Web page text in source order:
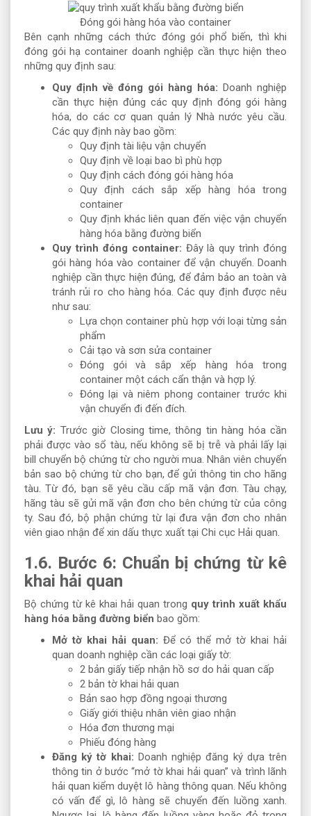
Đóng gói hàng hóa vào container
Bên cạnh những cách thức đóng gói phổ biến, thì khi
đóng gói hạ container doanh nghiệp cần thực hiện theo
những quy định sau:
Quy định về đóng gói hàng hóa: Doanh nghiệp
cần thực hiện đúng các quy định đóng gói hàng
hóa, do các cơ quan quản lý Nhà nước yêu cầu.
Các quy định này bao gồm:
Quy định tài liệu vận chuyển
Quy định về loại bao bì phù hợp
Quy định cách đóng gói hàng hóa
Quy định cách sắp xếp hàng hóa trong
container
Quy định khác liên quan đến việc vận chuyển
hàng hóa bằng đường biển
Quy trình đóng container: Đây là quy trình đóng
gói hàng hóa vào container để vận chuyển. Doanh
nghiệp cần thực hiện đúng, để đảm bảo an toàn và
tránh rủi ro cho hàng hóa. Các quy định được nêu
như sau:
Lựa chọn container phù hợp với loại từng sản
phẩm
Cải tạo và sơn sửa container
Đóng gói và sắp xếp hàng hóa trong
container một cách cẩn thận và hợp lý.
Đóng lại và niêm phong container trước khi
vận chuyển đi đến đích.
Lưu ý: Trước giờ Closing time, thông tin hàng hóa cần
phải được vào sổ tàu, nếu không sẽ bị trễ và phải lấy lại
bill chuyển bộ chứng từ cho người mua. Nhân viên chuyển
bản sao bộ chứng từ cho bạn, để gửi thông tin cho hãng
tàu. Từ đó, bạn sẽ yêu cầu cấp mã vận đơn. Tàu chạy,
hãng tàu sẽ gửi mã vận đơn cho bên chứng từ của công
ty. Sau đó, bộ phận chứng từ lại đưa vận đơn cho nhân
viên giao nhận để xin dấu thực xuất tại Chi cục Hải quan.
1.6. Bước 6: Chuẩn bị chứng từ kê
khai hải quan
Bộ chứng từ kê khai hải quan trong quy trình xuất khẩu
hàng hóa bằng đường biển bao gồm:
Mở tờ khai hải quan: Để có thể mở tờ khai hải
quan doanh nghiệp cần các loại giấy tờ:
2 bản giấy tiếp nhận hồ sơ do hải quan cấp
2 bản tờ khai hải quan
Bản sao hợp đồng ngoại thương
Giấy giới thiệu nhân viên giao nhận
Hóa đơn thương mại
Phiếu đóng hàng
Đăng ký tờ khai: Doanh nghiệp đăng ký dựa trên
thông tin ở bước “mở tờ khai hải quan” và trình lãnh
hải quan kiểm duyệt lô hàng thông quan. Nếu không
có vấn để gì, lô hàng sẽ chuyển đến luồng xanh.